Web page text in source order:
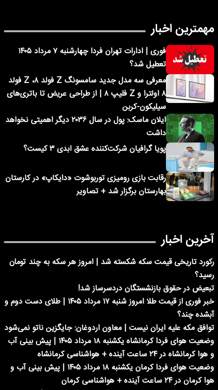
مهمترین اخبار
فوری | ادارات تهران فردا چهارشنبه ۷ مرداد ۱۴۰۵
تعطیل شد؟
معرفی سه مدل جدید سامسونگ Z فولد ۸، Z فولد
۸ اولترا و Z فلیپ ۸ | از طراحی عریض تا باتری‌های
سیلیکون-کربن
ایلان ماسک: پول در سال ۲۰۳۶ دیگر اهمیتی نخواهد
داشت
پویا گرافیان شرکت‌کننده عشق ابدی ۳ کیست؟
رقابت بازی رومیزی توربوشوت «دایکاپ» در کارستان
بهارستان برگزار شد + تصاویر
آخرین اخبار
رکورد تاریخی قیمت سکه شکسته شد | امروز هر سکه به چند تومان
رسید؟
تبعیض در حقوق بازنشستگان دردسرساز شد!
خبر فوری از قیمت طلا امروز شنبه ۱۷ مرداد ۱۴۰۵ | طلای دست دوم و
آبشده چند؟
توافق مکه علیه ایران نیست | معاون اردوغان: جایگزین ناتو نمی‌شود
وضعیت هوای فردا کرمانشاه یکشنبه ۱۸ مرداد ۱۴۰۵ | پیش بینی آب
و هوا کرمانشاه در ۲۴ ساعت آینده + هواشناسی کرمانشاه
وضعیت هوای فردا کرمان یکشنبه ۱۸ مرداد ۱۴۰۵ | پیش بینی آب و
هوا کرمان در ۲۴ ساعت آینده + هواشناسی کرمان